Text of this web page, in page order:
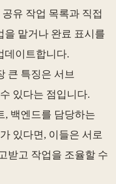
유 작업 목록과 직접
을 맡거나 완료 표시를
데이트합니다.
큰 특징은 서브
있다는 점입니다.
, 백엔드를 담당하는
있다면, 이들은 서로
받고 작업을 조율할 수